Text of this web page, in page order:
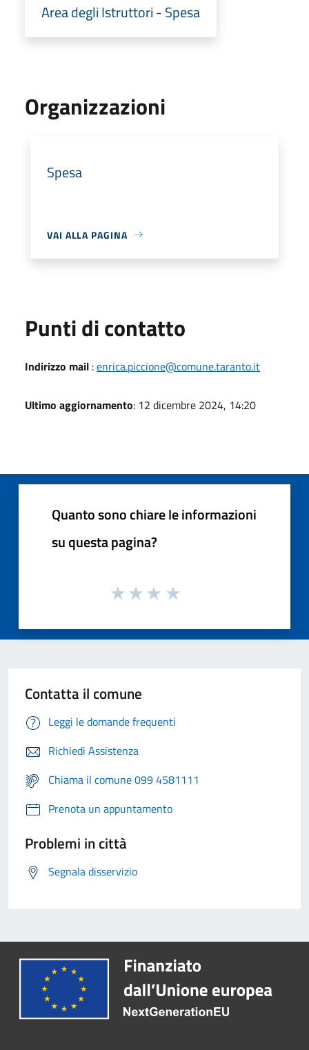
Area degli Istruttori - Spesa
Organizzazioni
Spesa
VAI ALLA PAGINA
Punti di contatto
Indirizzo mail :enrica.piccione@comune.taranto.it
Ultimo aggiornamento: 12 dicembre 2024, 14:20
Quanto sono chiare le informazioni
su questa pagina?
Contatta il comune
Leggi le domande frequenti
Richiedi Assistenza
Chiama il comune 099 4581111
Prenota un appuntamento
Problemi in città
Segnala disservizio